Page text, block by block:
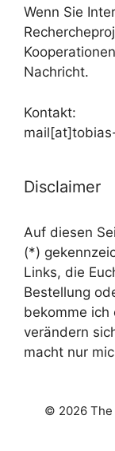
Wenn Sie
Nachricht.
Kontakt:
Disclaimer
Auf diesen
(*)
Links, die
Bestellung
bekomme ich
verändern
macht nur
© 2026 The